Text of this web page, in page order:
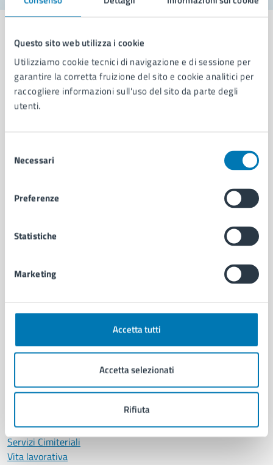
Questo sito web utilizza i cookie
Utilizziamo cookie tecnici di navigazione e di sessione per
garantire la corretta fruizione del sito e cookie analitici per
raccogliere informazioni sull'uso del sito da parte degli
utenti.
delNecessari
Preferenze
Statistiche
Marketing
Accetta tutti
Accetta selezionati
Rifiuta
Comune di Napoli
Municipalità
Enti e fondazioni
Politici
Documenti e dati
Ambiente
Cultura e tempo libero
Documenti e certificati
Educazione e formazione
Giustizia e sicurezza pubblica
Salute, benessere e assistenza
Servizi Cimiteriali
Vita lavorativa